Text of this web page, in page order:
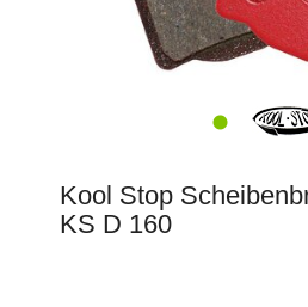
Kool Stop
KS D 160